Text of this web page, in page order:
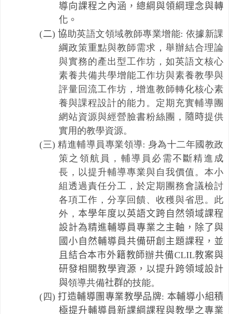
導向課程之內涵，總綱與領綱理念與轉
化。
(二)協 助英語文領域教師專業增能: 依據新課
綱政策重點與教師需求，舉辦結合理論
與實務的產出型工作坊，如英語文核心
素養共備共學增能工作坊與素養教學與
評量回流工作坊，增進教師轉化核心素
養與課程設計的能力。定期充實輔導團
網站資源與經營臉書粉絲團， 隨時提供
實用的教學資源。
(三) 精進輔導員專業領導: 身為十二年國教政
策之領航員，輔導員必需不斷精進成
長，以提升輔導專業與自我價值。本小
組透過責任分工，於定期團務會議檢討
各項工作，分享回饋、收穫與省思。此
外， 本學年度以英語文跨自然領域課程
設計為精進輔導員專業之主軸，除了與
國小自然輔導員共備研創主題課程，並
且結合本市外籍教師辦共備CLIL教案與
研發相關教學資源，以提升跨領域設計
與領導共備社群的技能。
(四)打造輔導團專業教學品牌: 本輔導小組積
極提升輔導員新課綱課程與教學之專業